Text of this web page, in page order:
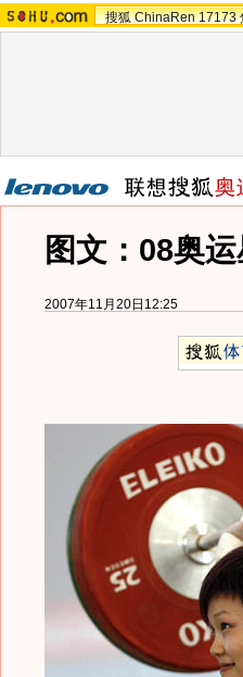
搜狐 ChinaRen 17173
图文：08奥
2007年11月20日12:25